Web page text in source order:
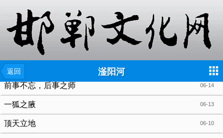
返回 滏阳河
06-14
前事不忘，后事之师
06-13
一狐之腋
06-10
顶天立地